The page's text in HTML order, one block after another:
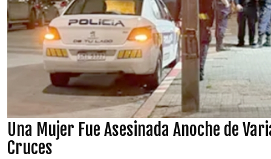
Una Mujer Fue Asesinada Anoche de
Cruces